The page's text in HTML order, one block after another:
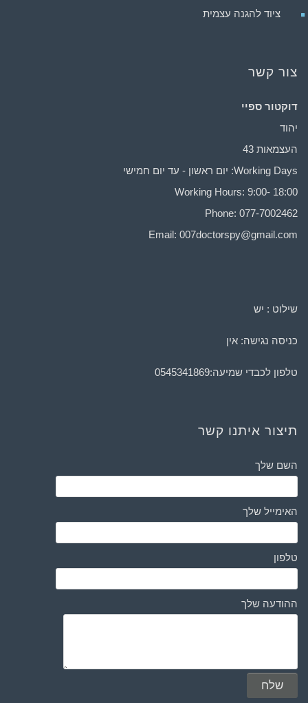
ציוד להגנה עצמית
צור קשר
דוקטור ספיי
יהוד
העצמאות 43
Working Days: יום ראשון - עד יום חמישי
Working Hours: 9:00- 18:00
Phone: 077-7002462
Email: 007doctorspy@gmail.com
שילוט : יש
כניסה נגישה: אין
טלפון לכבדי שמיעה:0545341869
תיצור איתנו קשר
השם שלך
האימייל שלך
טלפון
ההודעה שלך